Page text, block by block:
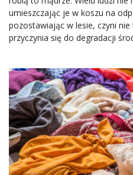
umieszczając je w koszu na
pozostawiając w lesie, czyni
przyczynia się do degradacji